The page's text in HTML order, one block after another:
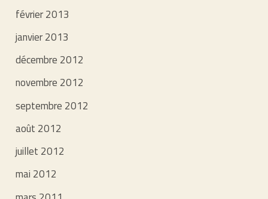
février 2013
janvier 2013
décembre 2012
novembre 2012
septembre 2012
août 2012
juillet 2012
mai 2012